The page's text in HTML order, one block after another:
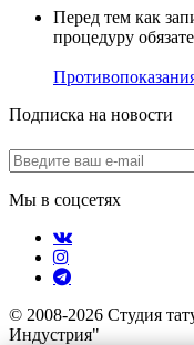
Перед тем как
процедуру
Подписка на новости
Мы в соцсетях
© 2008-2026 Студия
Индустрия"